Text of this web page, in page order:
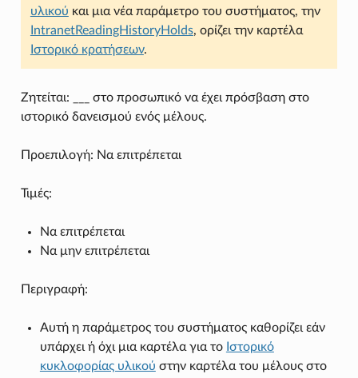
υλικού και μια νέα παράμετρο του συστήματος, την
IntranetReadingHistoryHolds, ορίζει την καρτέλα
Ιστορικό κρατήσεων.
Ζητείται: ___ στο προσωπικό να έχει πρόσβαση στο
ιστορικό δανεισμού ενός μέλους.
Προεπιλογή: Να επιτρέπεται
Τιμές:
Να επιτρέπεται
Να μην επιτρέπεται
Περιγραφή:
Αυτή η παράμετρος του συστήματος καθορίζει εάν
υπάρχει ή όχι μια καρτέλα για το Ιστορικό
κυκλοφορίας υλικού στην καρτέλα του μέλους στο